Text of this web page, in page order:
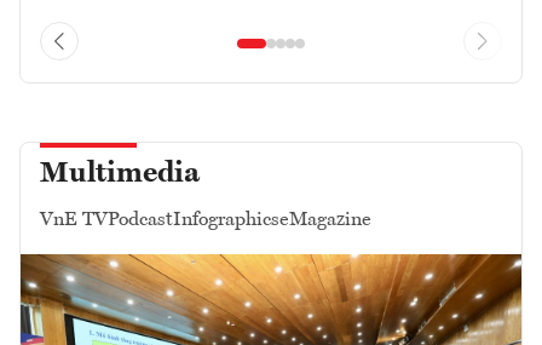
Multimedia
VnE TVPodcastInfographicseMagazine